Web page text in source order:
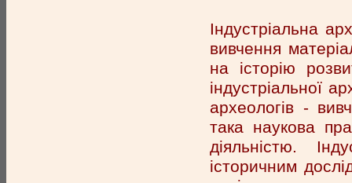
Індустріальна
вивчення
на історію
індустріальної
археологів -
така наукова
діяльністю.
історичним